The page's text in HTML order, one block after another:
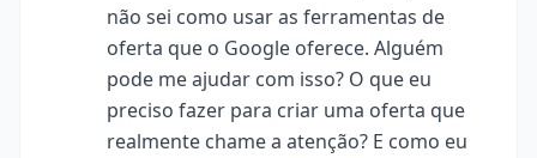
não sei como usar as ferramentas de
oferta que o Google oferece. Alguém
pode me ajudar com isso? O que eu
preciso fazer para criar uma oferta que
realmente chame a atenção? E como eu